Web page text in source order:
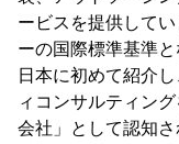
ービスを提供して
ーの国際標準基準
日本に初めて紹介
ィコンサルティン
会社」として認知